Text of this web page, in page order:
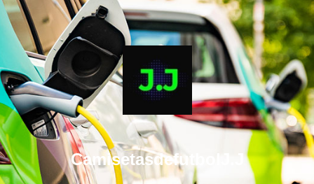
CamisetasdefutbolJ.J